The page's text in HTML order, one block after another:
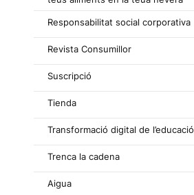
Responsabilitat social corporativa
Revista Consumillor
Suscripció
Tienda
Transformació digital de l’educació
Trenca la cadena
Aigua